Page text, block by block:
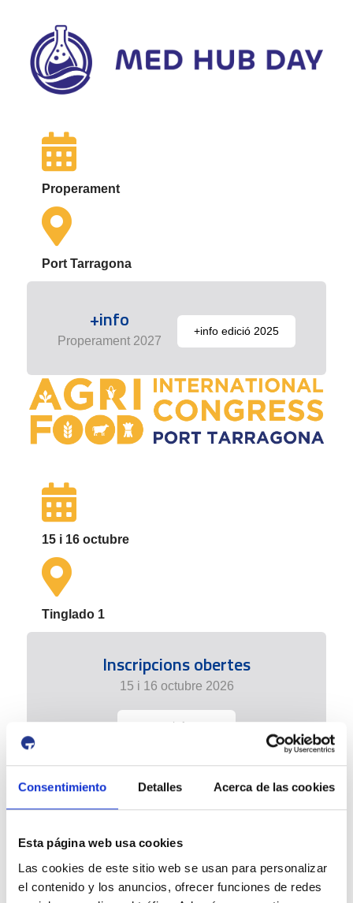
Consentimiento Detalles Acerca de las cookies
Esta página web usa cookies
Las cookies de este sitio web se usan para personalizar
el contenido y los anuncios, ofrecer funciones de redes
Properament
Port Tarragona
+info
Properament 2027
+info edició 2025
15 i 16 octubre
Tinglado 1
Inscripcions obertes
15 i 16 octubre 2026
+ info